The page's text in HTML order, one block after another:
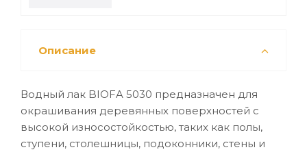
Описание
Водный лак BIOFA 5030 предназначен для
окрашивания деревянных поверхностей с
высокой износостойкостью, таких как полы,
ступени, столешницы, подоконники, стены и